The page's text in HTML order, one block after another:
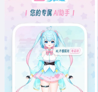
三国游戏
3932款应用
其他
981款应用